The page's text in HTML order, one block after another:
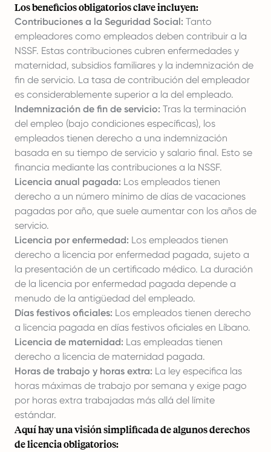
Los beneficios obligatorios clave incluyen:
Contribuciones a la Seguridad Social: Tanto
empleadores como empleados deben contribuir a la
NSSF. Estas contribuciones cubren enfermedades y
maternidad, subsidios familiares y la indemnización de
fin de servicio. La tasa de contribución del empleador
es considerablemente superior a la del empleado.
Indemnización de fin de servicio: Tras la terminación
del empleo (bajo condiciones específicas), los
empleados tienen derecho a una indemnización
basada en su tiempo de servicio y salario final. Esto se
financia mediante las contribuciones a la NSSF.
Licencia anual pagada: Los empleados tienen
derecho a un número mínimo de días de vacaciones
pagadas por año, que suele aumentar con los años de
servicio.
Licencia por enfermedad: Los empleados tienen
derecho a licencia por enfermedad pagada, sujeto a
la presentación de un certificado médico. La duración
de la licencia por enfermedad pagada depende a
menudo de la antigüedad del empleado.
Días festivos oficiales: Los empleados tienen derecho
a licencia pagada en días festivos oficiales en Líbano.
Licencia de maternidad: Las empleadas tienen
derecho a licencia de maternidad pagada.
Horas de trabajo y horas extra: La ley especifica las
horas máximas de trabajo por semana y exige pago
por horas extra trabajadas más allá del límite
estándar.
Aquí hay una visión simplificada de algunos derechos
de licencia obligatorios: